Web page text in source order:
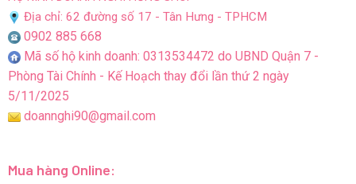
Địa chỉ: 62 đường số 17 - Tân Hưng - TPHCM
0902 885 668
Mã số hộ kinh doanh: 0313534472 do UBND Quận 7 -
Phòng Tài Chính - Kế Hoạch thay đổi lần thứ 2 ngày
5/11/2025
doannghi90@gmail.com
Mua hàng Online: